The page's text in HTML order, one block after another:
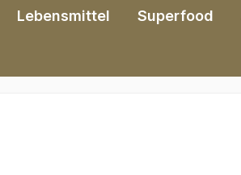
Lebensmittel Superfood